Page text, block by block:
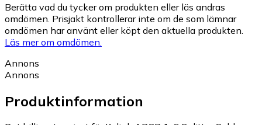
Berätta vad du tycker om produkten eller läs andras
omdömen. Prisjakt kontrollerar inte om de som lämnar
omdömen har använt eller köpt den aktuella produkten.
Läs mer om omdömen.
Annons
Annons
Produktinformation